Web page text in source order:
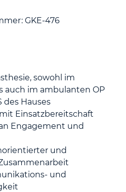
GKE-476
sowohl im
auch im ambulanten OP
des Hauses
Einsatzbereitschaft
Engagement und
und
und